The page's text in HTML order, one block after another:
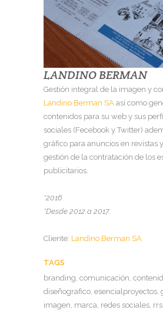
LANDINO BERMAN
Gestión integral de la imagen y
Landino Berman SA así como
contenidos para su web y sus
sociales (Fecebook y Twitter)
gráfico para anuncios en revistas
gestión de la contratación de los
publicitarios.
*2016.
*Desde 2012 a 2017.
Cliente: Landino Berman SA
TAGS
branding, comunicación,
diseñografico, esencialproyectos,
imagen, marca, redes sociales,